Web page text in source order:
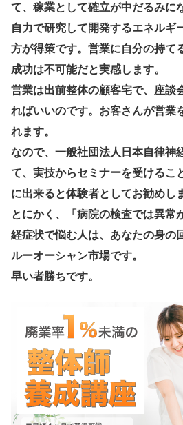
て、稼業として確立が中だるみに
自力で研究して開発するエネルギ
方が得策です。営業に自分の持て
成功は不可能だと実感します。
営業は出前整体の顧客宅で、座談
ればいいのです。お客さんが営業
れます。
なので、一般社団法人日本自律神
て、実技からセミナーを受けるこ
に出来ると体験者としてお勧めし
とにかく、「病院の検査では異常
経症状で悩む人は、あなたの身の
ルーオーシャン市場です。
早い者勝ちです。